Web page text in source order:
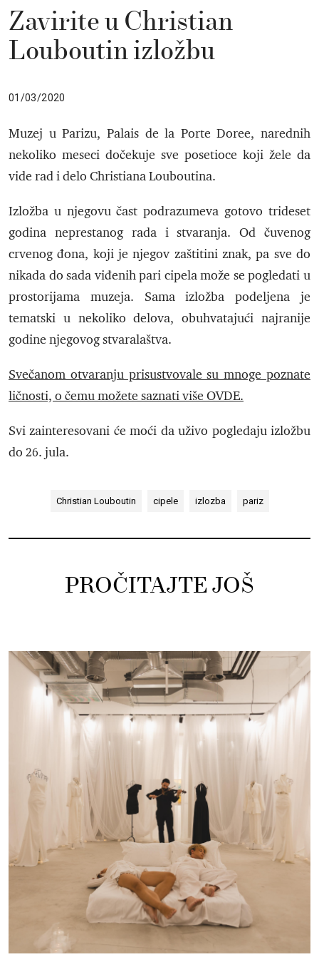
Zavirite u Christian
Louboutin izložbu
01/03/2020
Muzej u Parizu, Palais de la Porte Doree, narednih
nekoliko meseci dočekuje sve posetioce koji žele da
vide rad i delo Christiana Louboutina.
Izložba u njegovu čast podrazumeva gotovo trideset
godina neprestanog rada i stvaranja. Od čuvenog
crvenog đona, koji je njegov zaštitini znak, pa sve do
nikada do sada viđenih pari cipela može se pogledati u
prostorijama muzeja. Sama izložba podeljena je
tematski u nekoliko delova, obuhvatajući najranije
godine njegovog stvaralaštva.
Svečanom otvaranju prisustvovale su mnoge poznate
ličnosti, o čemu možete saznati više OVDE.
Svi zainteresovani će moći da uživo pogledaju izložbu
do 26. jula.
Christian Louboutin cipele izlozba pariz
PROČITAJTE JOŠ